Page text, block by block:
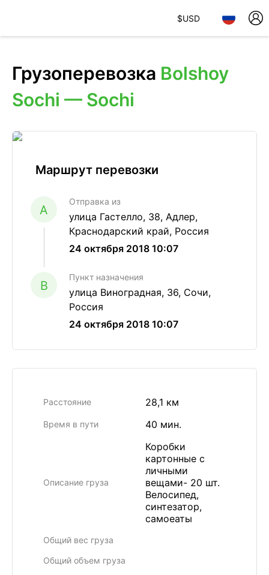
$USD
Грузоперевозка Bolshoy
Sochi — Sochi
Маршрут перевозки
A
Отправка из
улица Гастелло, 38, Адлер,
Краснодарский край, Россия
24 октября 2018 10:07
B
Пункт назначения
yлица Виноградная, 36, Сочи,
Россия
24 октября 2018 10:07
Расстояние 28,1 км
Время в пути 40 мин.
Описание груза
Коробки
картонные с
личными
вещами- 20 шт.
Велосипед,
синтезатор,
самоеаты
Общий вес груза
Общий объем груза